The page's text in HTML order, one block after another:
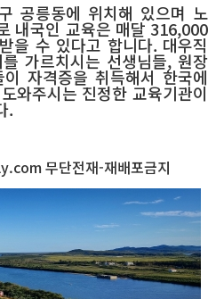
공릉동에 위치해 있으며 노
내국인 교육은 매달 316,000
을 수 있다고 합니다. 대우직
가르치시는 선생님들, 원장
자격증을 취득해서 한국에
와주시는 진정한 교육기관이
.
무단전재-재배포금지